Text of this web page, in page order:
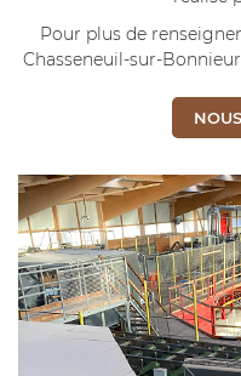
SCIERIE
EN IMAGES
ACTUALITÉS
CONTACT
Pour plus de
Chasseneuil-sur-